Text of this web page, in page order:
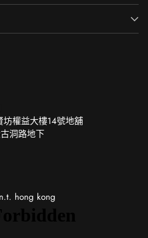
權益大樓14號地舖
洞路地下
hong kong